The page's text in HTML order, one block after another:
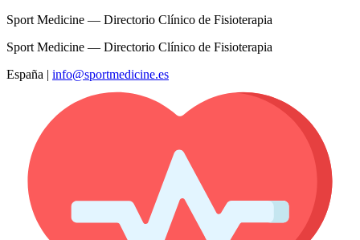
Sport Medicine — Directorio Clínico de Fisioterapia
Sport Medicine — Directorio Clínico de Fisioterapia
España | info@sportmedicine.es